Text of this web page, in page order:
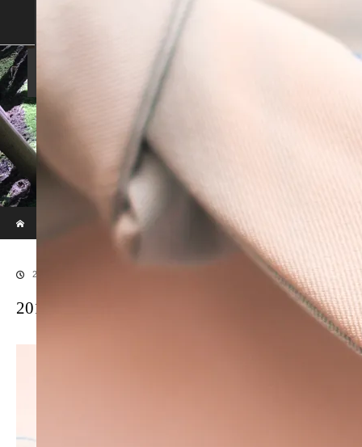
FAN VOICE
現代のサムライたちの時空間へ
20180106LR補正後5
2018.01.9
20180106LR補正後5